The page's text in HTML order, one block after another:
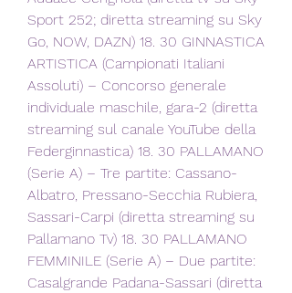
Sport 252; diretta streaming su Sky
Go, NOW, DAZN) 18. 30 GINNASTICA
ARTISTICA (Campionati Italiani
Assoluti) – Concorso generale
individuale maschile, gara-2 (diretta
streaming sul canale YouTube della
Federginnastica) 18. 30 PALLAMANO
(Serie A) – Tre partite: Cassano-
Albatro, Pressano-Secchia Rubiera,
Sassari-Carpi (diretta streaming su
Pallamano Tv) 18. 30 PALLAMANO
FEMMINILE (Serie A) – Due partite:
Casalgrande Padana-Sassari (diretta